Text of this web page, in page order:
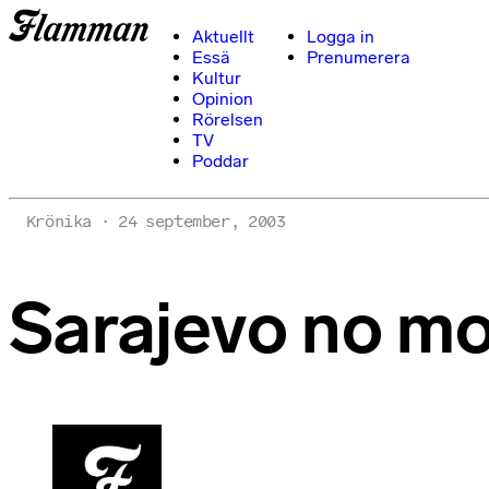
Aktuellt
Essä
Kultur
Opinion
Rörelsen
TV
Poddar
Logga in
Prenumerera
Krönika 24 september, 2003
Sarajevo no